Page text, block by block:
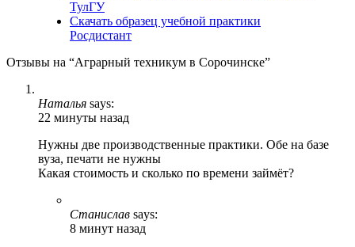
ТулГУ
Скачать образец учебной практики
Росдистант
Отзывы на “Аграрный техникум в Сорочинске”
Наталья says:
22 минуты назад
Нужны две производственные практики. Обе на базе
вуза, печати не нужны
Какая стоимость и сколько по времени займёт?
Станислав says:
8 минут назад